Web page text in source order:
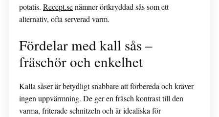
potatis. Recept.senämner örtkryddad sås som ett
alternativ, ofta serverad varm.
Fördelar med kall sås –
fräschör och enkelhet
Kalla såser är betydligt snabbare att förbereda och kräver
ingen uppvärmning. De ger en fräsch kontrast till den
varma, friterade schnitzeln och är idealiska för